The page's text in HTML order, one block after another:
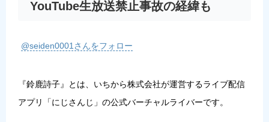
YouTube生放送禁止事故の経緯も
@seiden0001さんをフォロー
『鈴鹿詩子』とは、いちから株式会社が運営するライブ配信
アプリ「にじさんじ」の公式バーチャルライバーです。